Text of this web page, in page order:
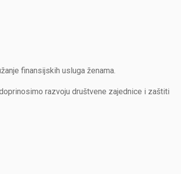
finansijskih usluga ženama.
razvoju društvene zajednice i zaštiti